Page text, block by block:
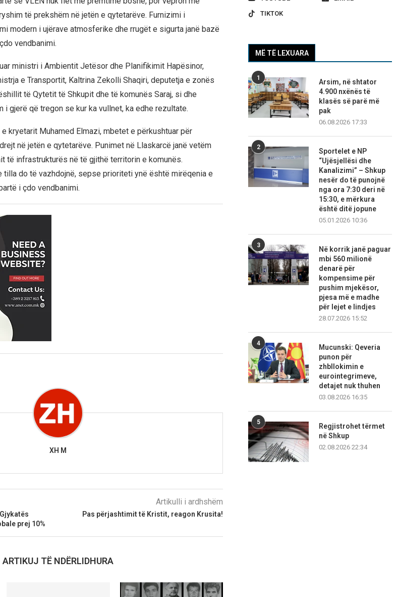
të prekshëm në jetën e qytetarëve. Furnizimi i
modern i ujërave atmosferike dhe rrugët e sigurta janë bazë
vendbanimi.
ministri i Ambientit Jetësor dhe Planifikimit Hapësinor,
e Transportit, Kaltrina Zekolli Shaqiri, deputetja e zonës
të Qytetit të Shkupit dhe të komunës Saraj, si dhe
i gjerë që tregon se kur ka vullnet, ka edhe rezultate.
e kryetarit Muhamed Elmazi, mbetet e përkushtuar për
në jetën e qytetarëve. Punimet në Llaskarcë janë vetëm
të infrastrukturës në të gjithë territorin e komunës.
tilla do të vazhdojnë, sepse prioriteti ynë është mirëqenia e
i çdo vendbanimi.
XH M
prej 10%
Artikulli i ardhshëm
Pas përjashtimit të Kristit, reagon Krusita!
ARTIKUJ TË NDËRLIDHURA
TIKTOK
MË TË LEXUARA
1
Arsim, në shtator
4.900 nxënës të
klasës së parë më
pak
06.08.2026 17:33
2
Sportelet e NP
“Ujësjellësi dhe
Kanalizimi” – Shkup
nesër do të punojnë
nga ora 7:30 deri në
15:30, e mërkura
është ditë jopune
05.01.2026 10:36
3
Në korrik janë paguar
mbi 560 milionë
denarë për
kompensime për
pushim mjekësor,
pjesa më e madhe
për lejet e lindjes
28.07.2026 15:52
4
Mucunski: Qeveria
punon për
zhbllokimin e
eurointegrimeve,
detajet nuk thuhen
03.08.2026 16:35
5
Regjistrohet tërmet
në Shkup
02.08.2026 22:34